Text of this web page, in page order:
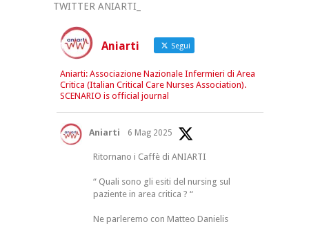
TWITTER ANIARTI_
Aniarti Segui
Aniarti: Associazione Nazionale Infermieri di Area
Critica (Italian Critical Care Nurses Association).
SCENARIO is official journal
Aniarti 6 Mag 2025
Ritornano i Caffè di ANIARTI
“ Quali sono gli esiti del nursing sul
paziente in area critica ? “
Ne parleremo con Matteo Danielis